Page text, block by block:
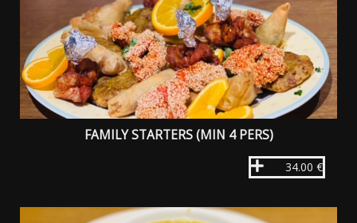
FAMILY STARTERS (MIN 4 PERS)
34.00 €